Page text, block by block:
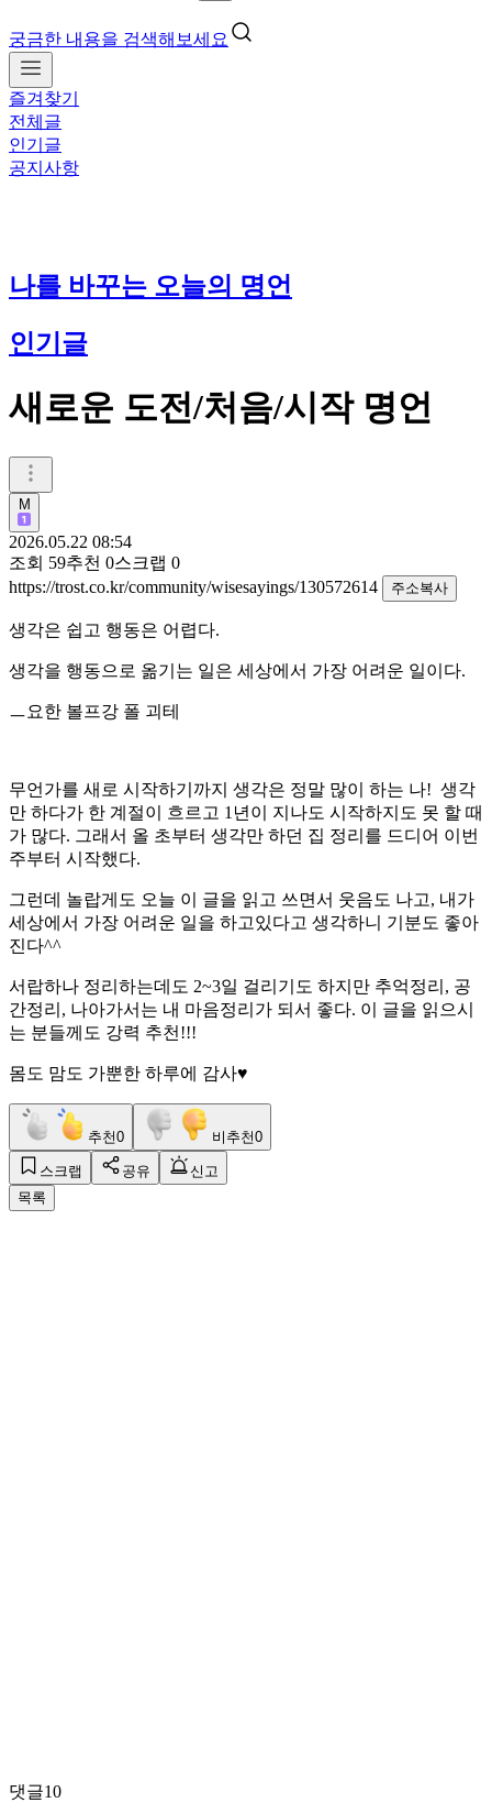
궁금한 내용을 검색해보세요
즐겨찾기
전체글
인기글
공지사항
나를 바꾸는 오늘의 명언
인기글
새로운 도전/처음/시작 명언
M
2026.05.22 08:54
조회 59추천 0스크랩 0
https://trost.co.kr/community/wisesayings/130572614
주소복사
생각은 쉽고 행동은 어렵다.
생각을 행동으로 옮기는 일은 세상에서 가장 어려운 일이다.
ㅡ요한 볼프강 폴 괴테
무언가를 새로 시작하기까지 생각은 정말 많이 하는 나! 생각
만 하다가 한 계절이 흐르고 1년이 지나도 시작하지도 못 할 때
가 많다. 그래서 올 초부터 생각만 하던 집 정리를 드디어 이번
주부터 시작했다.
그런데 놀랍게도 오늘 이 글을 읽고 쓰면서 웃음도 나고, 내가
세상에서 가장 어려운 일을 하고있다고 생각하니 기분도 좋아
진다^^
서랍하나 정리하는데도 2~3일 걸리기도 하지만 추억정리, 공
간정리, 나아가서는 내 마음정리가 되서 좋다. 이 글을 읽으시
는 분들께도 강력 추천!!!
몸도 맘도 가뿐한 하루에 감사♥️
추천0 비추천0
스크랩 공유
신고
목록
댓글10